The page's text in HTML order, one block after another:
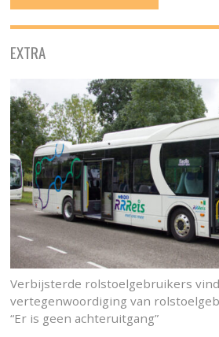
EXTRA
Verbijsterde rolstoelgebruikers
vertegenwoordiging van
“Er is geen achteruitgang”